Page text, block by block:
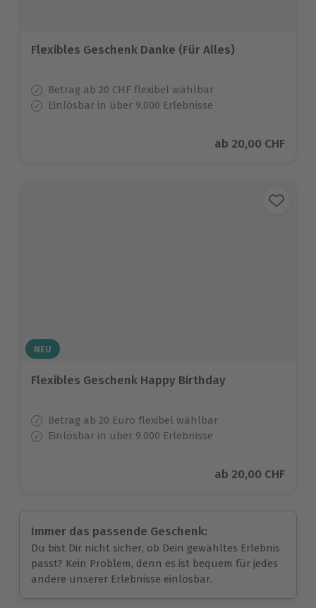
Flexibles Geschenk Danke (Für Alles)
Betrag ab 20 CHF flexibel wählbar
Einlösbar in über 9.000 Erlebnisse
Aktueller Preis
ab 20,00 CHF
NEU
Flexibles Geschenk Happy Birthday
Betrag ab 20 Euro flexibel wählbar
Einlösbar in über 9.000 Erlebnisse
Aktueller Preis
ab 20,00 CHF
Immer das passende Geschenk:
Du bist Dir nicht sicher, ob Dein gewähltes Erlebnis
passt? Kein Problem, denn es ist bequem für jedes
andere unserer Erlebnisse einlösbar.